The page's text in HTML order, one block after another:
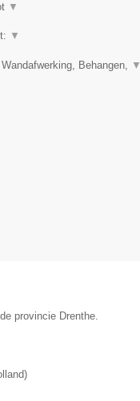
▼
▼
Behangen, ▼
provincie Drenthe.
)